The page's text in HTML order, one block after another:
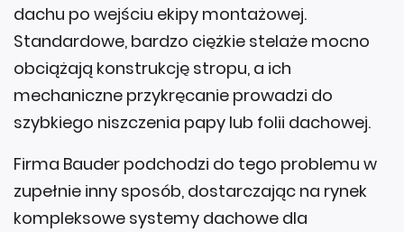
dachu po wejściu ekipy montażowej.
Standardowe, bardzo ciężkie stelaże mocno
obciążają konstrukcję stropu, a ich
mechaniczne przykręcanie prowadzi do
szybkiego niszczenia papy lub folii dachowej.
Firma Bauder podchodzi do tego problemu w
zupełnie inny sposób, dostarczając na rynek
kompleksowe systemy dachowe dla